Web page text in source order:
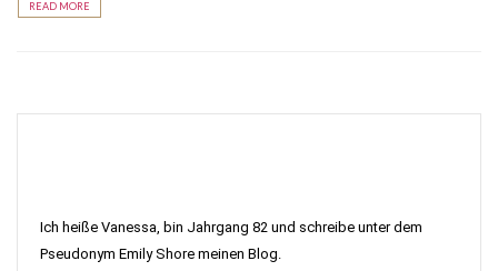
READ MORE
Ich heiße Vanessa, bin Jahrgang 82 und schreibe unter dem
Pseudonym Emily Shore meinen Blog.